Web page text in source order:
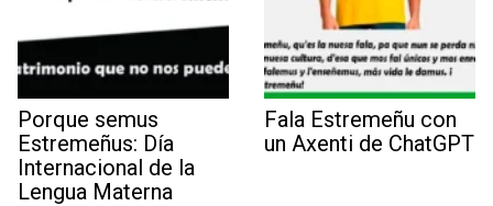
Porque semus
Estremeñus: Día
Internacional de la
Lengua Materna
Fala Estremeñu​​ con
un Axenti de ChatGPT